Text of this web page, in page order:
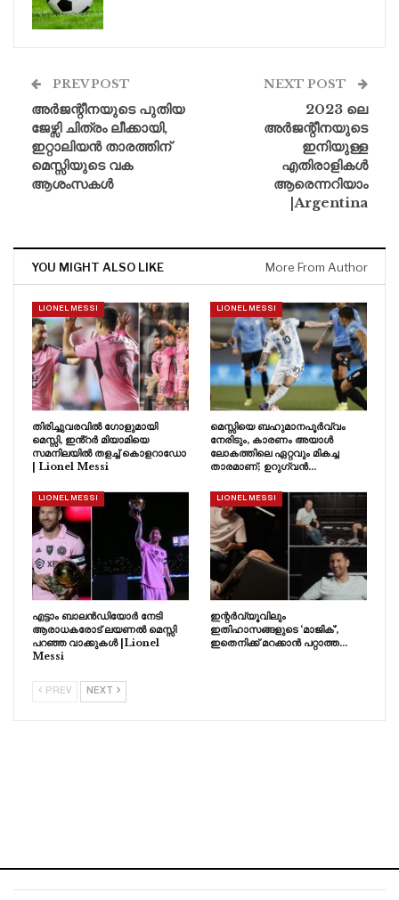
PREV POST
അർജന്റീനയുടെ പുതിയ
ജേഴ്സി ചിത്രം ലീക്കായി,
ഇറ്റാലിയൻ താരത്തിന്
മെസ്സിയുടെ വക
ആശംസകൾ
NEXT POST
2023 ലെ
അർജന്റീനയുടെ
ഇനിയുള്ള
എതിരാളികൾ
ആരെന്നറിയാം
|Argentina
YOU MIGHT ALSO LIKE More From Author
LIONEL MESSI
തിരിച്ചുവരവിൽ ഗോളുമായി
മെസ്സി, ഇൻ്റർ മിയാമിയെ
സമനിലയിൽ തളച്ച് കൊളറാഡോ
| Lionel Messi
LIONEL MESSI
മെസ്സിയെ ബഹുമാനപൂർവ്വം
നേരിടും, കാരണം അയാൾ
ലോകത്തിലെ ഏറ്റവും മികച്ച
താരമാണ്; ഉറുഗ്വൻ…
LIONEL MESSI
എട്ടാം ബാലൻഡിയോർ നേടി
ആരാധകരോട് ലയണൽ മെസ്സി
പറഞ്ഞ വാക്കുകൾ |Lionel
Messi
LIONEL MESSI
ഇന്റർവ്യൂവിലും
ഇതിഹാസങ്ങളുടെ ‘മാജിക്’,
ഇതെനിക്ക് മറക്കാൻ പറ്റാത്ത…
PREV NEXT